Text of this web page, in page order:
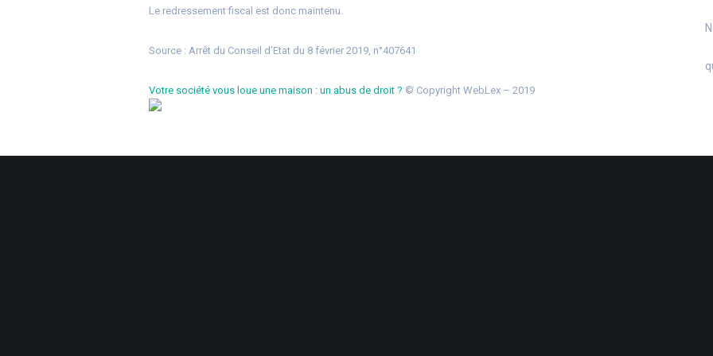
Le redressement fiscal est donc maintenu.
Source : Arrêt du Conseil d’Etat du 8 février 2019, n°407641
Votre société vous loue une maison : un abus de droit ? © Copyright WebLex – 2019